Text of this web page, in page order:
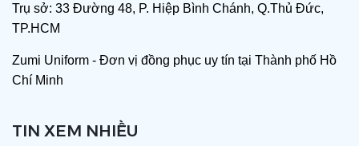
TIN XEM NHIỀU
Trụ sở: 33 Đường 48, P. Hiệp Bình Chánh, Q.Thủ Đức,
TP.HCM
Zumi Uniform - Đơn vị đồng phục uy tín tại Thành phố Hồ
Chí Minh